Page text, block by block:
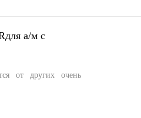
а/м с
от других очень